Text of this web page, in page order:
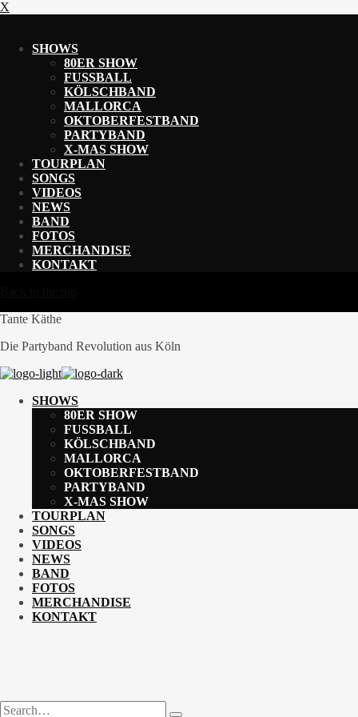
X
SHOWS
80ER SHOW
FUSSBALL
KÖLSCHBAND
MALLORCA
OKTOBERFESTBAND
PARTYBAND
X-MAS SHOW
TOURPLAN
SONGS
VIDEOS
NEWS
BAND
FOTOS
MERCHANDISE
KONTAKT
Tante Käthe
Die Partyband Revolution aus Köln
SHOWS
80ER SHOW
FUSSBALL
KÖLSCHBAND
MALLORCA
OKTOBERFESTBAND
PARTYBAND
X-MAS SHOW
TOURPLAN
SONGS
VIDEOS
NEWS
BAND
FOTOS
MERCHANDISE
KONTAKT
Search